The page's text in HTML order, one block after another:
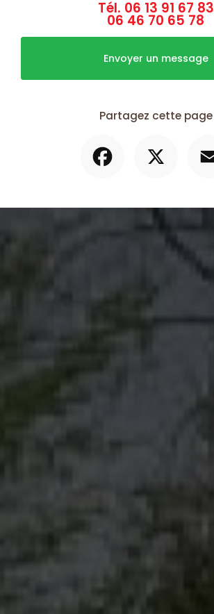
Tél. 06 13 91 67 83
06 46 70 65 78
Envoyer un message
Partagez cette page